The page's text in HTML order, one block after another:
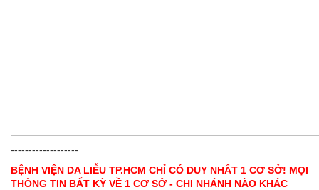
-------------------
BỆNH VIỆN DA LIỄU TP.HCM CHỈ CÓ DUY NHẤT 1 CƠ SỞ! MỌI
THÔNG TIN BẤT KỲ VỀ 1 CƠ SỞ - CHI NHÁNH NÀO KHÁC